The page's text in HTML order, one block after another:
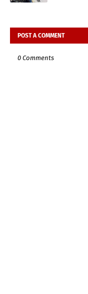
POST A COMMENT
0 Comments